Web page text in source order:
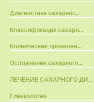
Диагностика сахарног...
Классификация сахарн...
Клинические проявлен...
Осложнения сахарного...
ЛЕЧЕНИЕ САХАРНОГО ДИ...
Гинекология